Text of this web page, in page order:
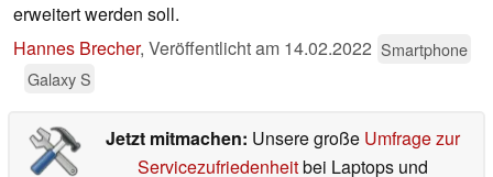
erweitert werden soll.
Hannes Brecher, Veröffentlicht am 14.02.2022 Smartphone
Galaxy S
Jetzt mitmachen: Unsere große Umfrage zur
Servicezufriedenheitbei Laptops und